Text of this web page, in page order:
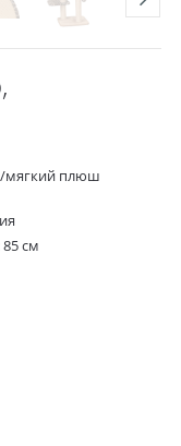
мягкий плюш
см